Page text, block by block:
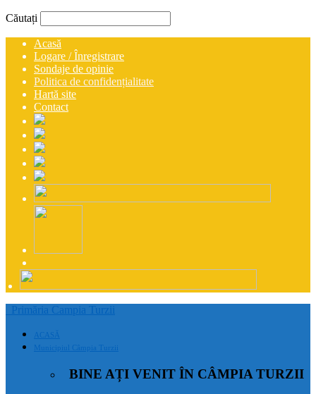
Căutați
Acasă
Logare / Înregistrare
Sondaje de opinie
Politica de confidențialitate
Hartă site
Contact
Primăria Campia Turzii
ACASĂ
Municipiul Câmpia Turzii
BINE AȚI VENIT ÎN CÂMPIA TURZII